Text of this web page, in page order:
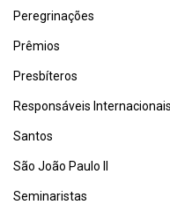
Peregrinações
Prêmios
Presbíteros
Responsáveis Internacionais
Santos
São João Paulo II
Seminaristas